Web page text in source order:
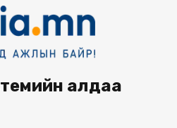
алдаа